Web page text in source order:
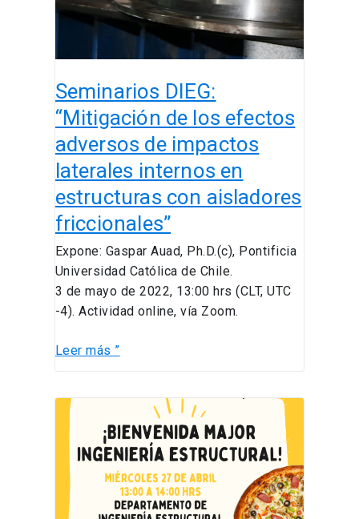
Seminarios DIEG:
“Mitigación de los efectos
adversos de impactos
laterales internos en
estructuras con aisladores
friccionales”
Expone: Gaspar Auad, Ph.D.(c), Pontificia
Universidad Católica de Chile.
3 de mayo de 2022, 13:00 hrs (CLT, UTC
-4). Actividad online, vía Zoom.
adversos
impactos
internos
en
estructuras
con
aisladores
friccionales”
Leer más ”
Bienvenida
Major
Ingeniería
Estructural